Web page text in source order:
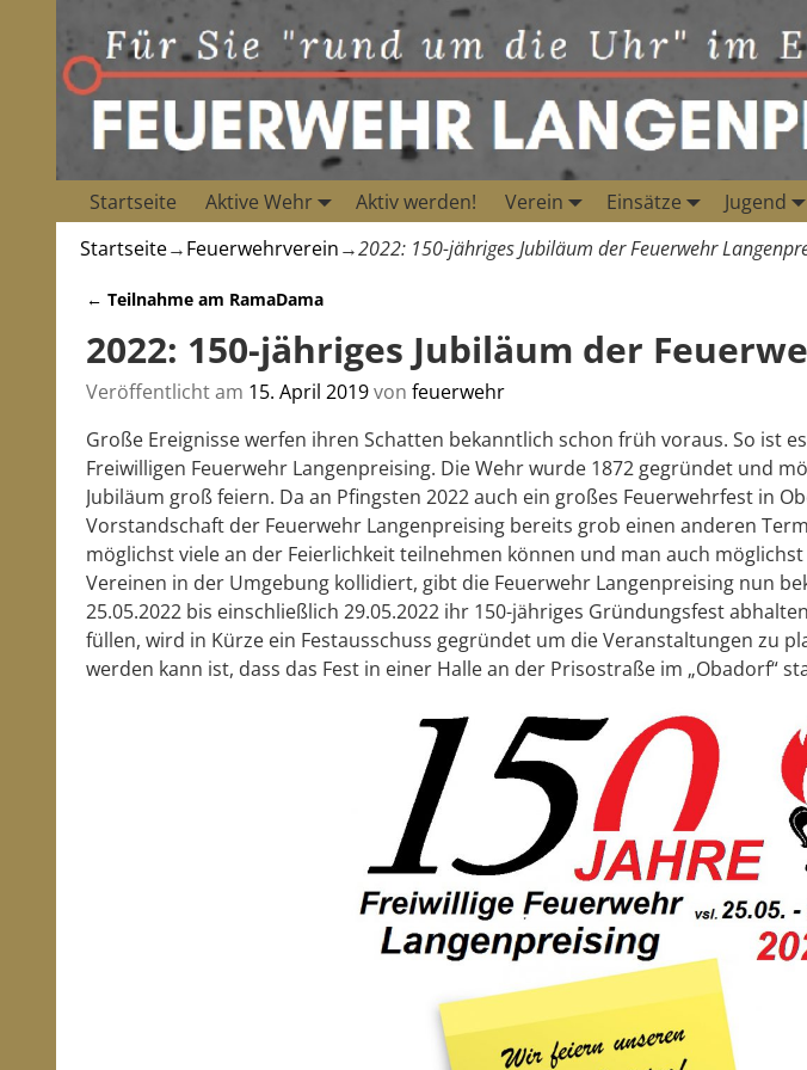
Startseite Aktive Wehr Aktiv werden! Verein Einsätze Jugend
Startseite→Feuerwehrverein→2022: 150-jähriges Jubiläum der Feuerwehr
← Teilnahme am RamaDama
2022: 150-jähriges Jubiläum der
Veröffentlicht am 15. April 2019von feuerwehr
Große Ereignisse werfen ihren Schatten bekanntlich schon früh voraus. So ist
Freiwilligen Feuerwehr Langenpreising. Die Wehr wurde 1872 gegründet und
Jubiläum groß feiern. Da an Pfingsten 2022 auch ein großes Feuerwehrfest in
Vorstandschaft der Feuerwehr Langenpreising bereits grob einen anderen
möglichst viele an der Feierlichkeit teilnehmen können und man auch
Vereinen in der Umgebung kollidiert, gibt die Feuerwehr Langenpreising nun
25.05.2022 bis einschließlich 29.05.2022 ihr 150-jähriges Gründungsfest
füllen, wird in Kürze ein Festausschuss gegründet um die Veranstaltungen zu
werden kann ist, dass das Fest in einer Halle an der Prisostraße im „Obadorf“